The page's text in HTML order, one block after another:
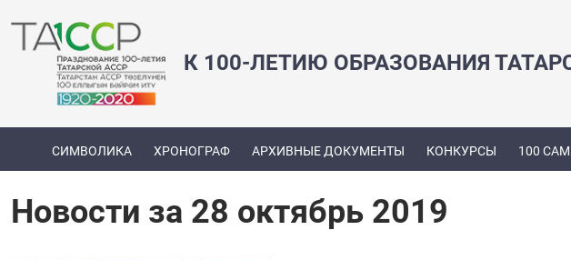
К 100-ЛЕТИЮ ОБРАЗОВАНИЯ
СИМВОЛИКА ХРОНОГРАФ АРХИВНЫЕ ДОКУМЕНТЫ КОНКУРСЫ 100
Новости за 28 октябрь 2019